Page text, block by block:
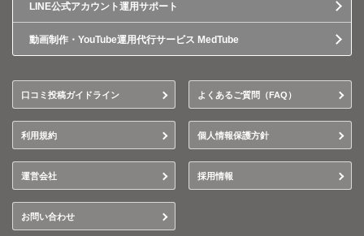
LINE公式アカウント運用サポート
動画制作・YouTube運用代行サービス MedTube
口コミ投稿ガイドライン よくあるご質問（FAQ）
利用規約 個人情報保護方針
運営会社 採用情報
お問い合わせ